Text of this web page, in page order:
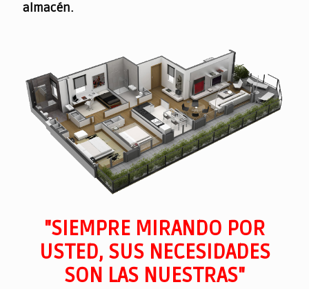
almacén.
"SIEMPRE MIRANDO POR
USTED, SUS NECESIDADES
SON LAS NUESTRAS"